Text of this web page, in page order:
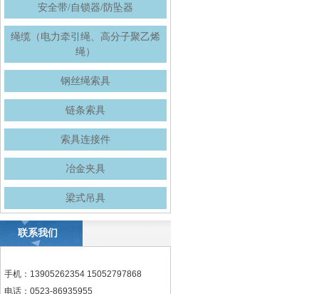
安全带/自锁器/防坠器
绳缆（电力牵引绳、高分子聚乙烯
绳）
钢丝绳索具
链条索具
索具连接件
冶金夹具
梁式吊具
联系我们
手机：13905262354 15052797868
电话：0523-86935955